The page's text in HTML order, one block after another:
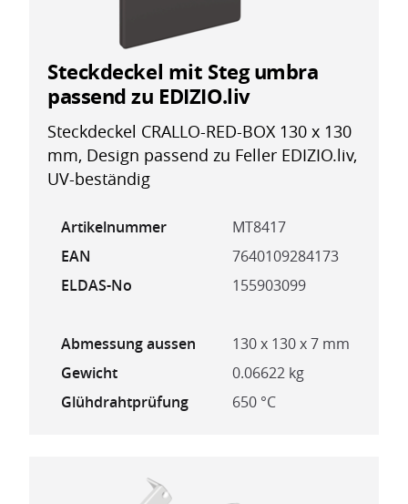
Steckdeckel mit Steg umbra
passend zu EDIZIO.liv
Steckdeckel CRALLO-RED-BOX 130 x 130
mm, Design passend zu Feller EDIZIO.liv,
UV-beständig
Artikelnummer
MT8417
EAN
7640109284173
ELDAS-No
155903099
Abmessung aussen
130 x 130 x 7 mm
Gewicht
0.06622 kg
Glühdrahtprüfung
650 °C